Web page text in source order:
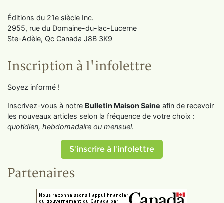
Éditions du 21e siècle Inc.
2955, rue du Domaine-du-lac-Lucerne
Ste-Adèle, Qc Canada J8B 3K9
Inscription à l'infolettre
Soyez informé !
Inscrivez-vous à notre Bulletin Maison Saine afin de recevoir
les nouveaux articles selon la fréquence de votre choix :
quotidien, hebdomadaire ou mensuel.
S'inscrire à l'infolettre
Partenaires